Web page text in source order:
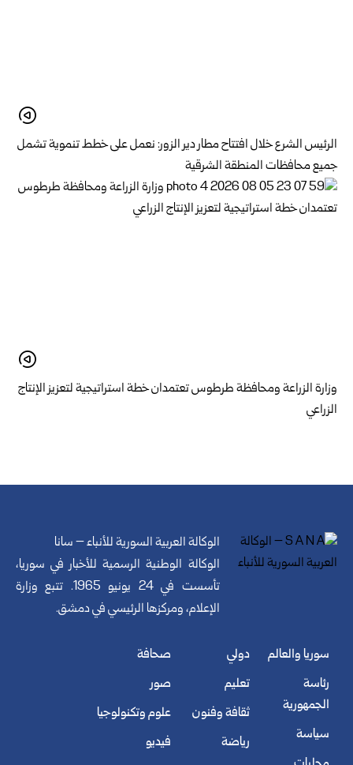
الرئيس الشرع خلال افتتاح مطار دير الزور: نعمل على خطط تنموية تشمل
جميع محافظات المنطقة الشرقية
وزارة الزراعة ومحافظة طرطوس تعتمدان خطة استراتيجية لتعزيز الإنتاج
الزراعي
الوكالة العربية السورية للأنباء – سانا
الوكالة الوطنية الرسمية للأخبار في سوريا،
تأسست في 24 يونيو 1965. تتبع وزارة
الإعلام، ومركزها الرئيسي في دمشق.
سوريا والعالم
رئاسة
الجمهورية
سياسة
دولي
تعليم
ثقافة وفنون
رياضة
صحافة
صور
علوم وتكنولوجيا
فيديو